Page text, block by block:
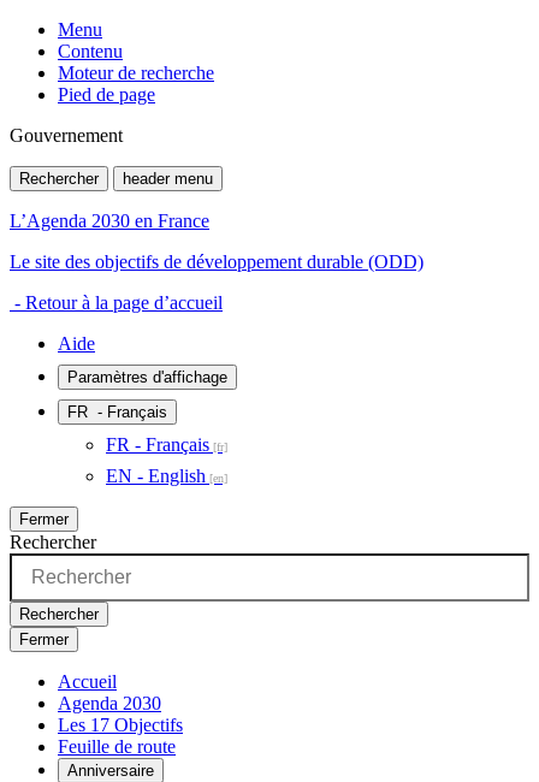
Menu
Contenu
Moteur de recherche
Pied de page
Gouvernement
Rechercher header menu
L’Agenda 2030 en France
Le site des objectifs de développement durable (ODD)
- Retour à la page d’accueil
Aide
Paramètres d'affichage
FR - Français
FR - Français
EN - English
Fermer
Rechercher
Rechercher
Fermer
Accueil
Agenda 2030
Les 17 Objectifs
Feuille de route
Anniversaire